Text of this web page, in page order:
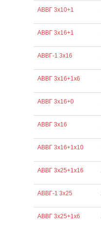
АВВГ 3х10+1
АВВГ 3х16+1
АВВГ-1 3х16
АВВГ 3х16+1х6
АВВГ 3х16+0
АВВГ 3х16
АВВГ 3х16+1х10
АВВГ 3х25+1х16
АВВГ-1 3х25
АВВГ 3х25+1х6